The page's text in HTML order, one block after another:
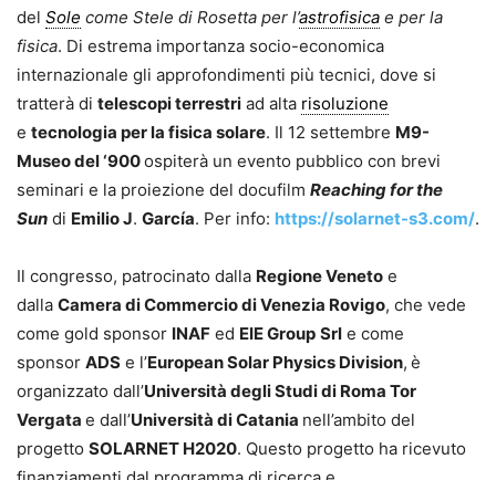
del Sole come Stele di Rosetta per l’astrofisica e per la
fisica. Di estrema importanza socio-economica
internazionale gli approfondimenti più tecnici, dove si
tratterà di telescopi terrestri ad alta risoluzione
e tecnologia per la fisica solare. Il 12 settembre M9-
Museo del ‘900ospiterà un evento pubblico con brevi
seminari e la proiezione del docufilm Reaching for the
Sun di Emilio J. García. Per info: https://solarnet-s3.com/.
Il congresso, patrocinato dalla Regione Veneto e
dalla Camera di Commercio di Venezia Rovigo, che vede
come gold sponsor INAF ed EIE Group Srl e come
sponsor ADS e l’European Solar Physics Division, è
organizzato dall’Università degli Studi di Roma Tor
Vergata e dall’Università di Catania nell’ambito del
progetto SOLARNET H2020. Questo progetto ha ricevuto